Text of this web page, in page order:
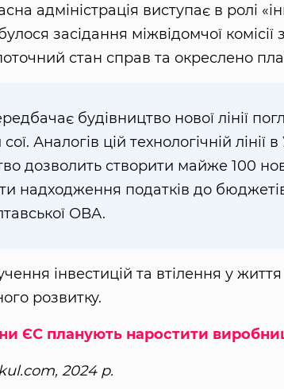
адміністрація виступає в ролі
засідання міжвідомчої
стан справ та окреслено
будівництво нової лінії
Аналогів цій технологічній лінії
дозволить створити майже 100
надходження податків до
ОВА.
інвестицій та втілення у
розвитку.
ЄС планують наростити
2024 р.